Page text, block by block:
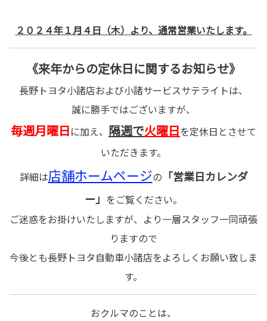
２０２４年１月４日（木）より、通常営業いたします。
《来年からの定休日に関するお知らせ》
長野トヨタ小諸店および小諸サービスサテライトは、
誠に勝手ではございますが、
毎週月曜日に加え、 隔週で火曜日を定休日とさせて
いただきます。
詳細は店舗ホームページの 「営業日カレンダ
ー」 をご覧ください。
ご迷惑をお掛けいたしますが、より一層スタッフ一同頑張
りますので
今後とも長野トヨタ自動車小諸店をよろしくお願い致しま
す。
おクルマのことは、